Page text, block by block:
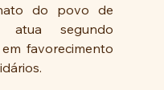
do povo de
segundo
favorecimento